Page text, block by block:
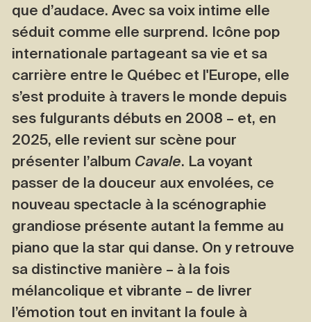
que d’audace. Avec sa voix intime elle
séduit comme elle surprend. Icône pop
internationale partageant sa vie et sa
carrière entre le Québec et l'Europe, elle
s’est produite à travers le monde depuis
ses fulgurants débuts en 2008 – et, en
2025, elle revient sur scène pour
présenter l’album Cavale. La voyant
passer de la douceur aux envolées, ce
nouveau spectacle à la scénographie
grandiose présente autant la femme au
piano que la star qui danse. On y retrouve
sa distinctive manière – à la fois
mélancolique et vibrante – de livrer
l’émotion tout en invitant la foule à